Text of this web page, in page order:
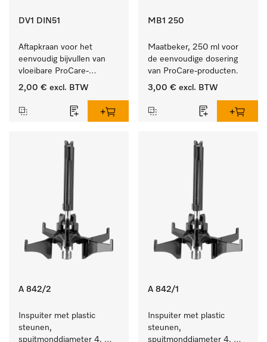
DV1 DIN51
Aftapkraan voor het
eenvoudig bijvullen van
vloeibare ProCare-
producten.
2,00 € excl. BTW
MB1 250
Maatbeker, 250 ml voor
de eenvoudige dosering
van ProCare-producten.
3,00 € excl. BTW
A 842/2
Inspuiter met plastic
steunen,
spuitmonddiameter 4,
A 842/1
Inspuiter met plastic
steunen,
spuitmonddiameter 4,